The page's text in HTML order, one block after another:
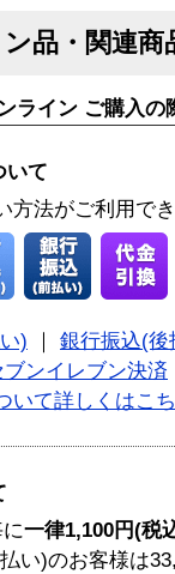
品・関連商
ライン ご購入の
いて
方法がご利用で
)
銀行振込(後
ブンイレブン決済
いて詳しくはこ
一律1,100円(税
い)のお客様は